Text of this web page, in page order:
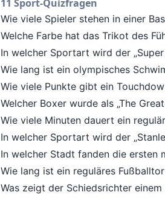
11 Sport-Quizfragen
Wie viele Spieler stehen in einer
Welche Farbe hat das Trikot des
In welcher Sportart wird der
Wie lang ist ein olympisches
Wie viele Punkte gibt ein
Welcher Boxer wurde als „The
Wie viele Minuten dauert ein
In welcher Sportart wird der
In welcher Stadt fanden die ersten
Wie lang ist ein reguläres
Was zeigt der Schiedsrichter